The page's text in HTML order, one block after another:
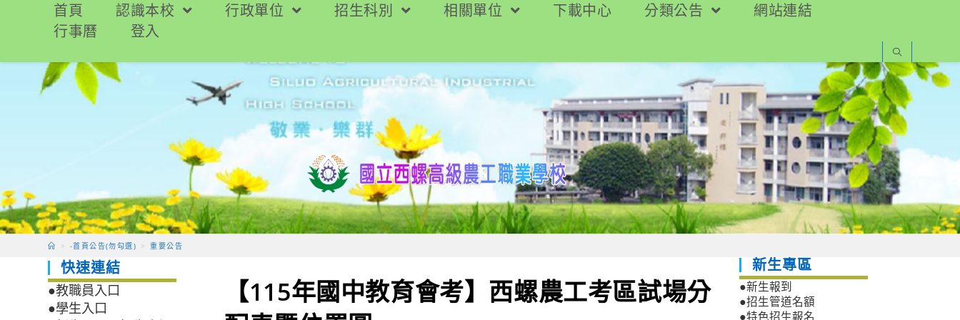
要
首頁 認識本校 行政單位 招生科別 相關單位 下載中心 分類公告
網站連結
行事曆
登入
> -首頁公告(勿勾選) > 重要公告
【115年國中教育會考】西螺農工考區試場分
快速連結
●教職員入口
●學生入口
新生專區
●新生報到
●招生管道名額
●特色招生報名